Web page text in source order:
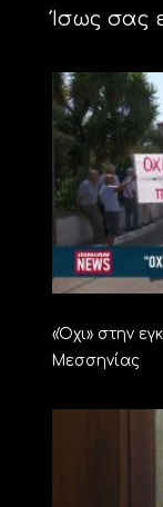
Ίσως σας
«Όχι» στην
Μεσσηνίας